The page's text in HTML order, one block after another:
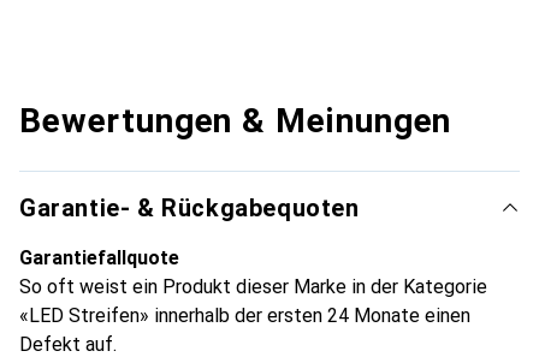
Bewertungen & Meinungen
Garantie- & Rückgabequoten
Garantiefallquote
So oft weist ein Produkt dieser Marke in der Kategorie
«LED Streifen» innerhalb der ersten 24 Monate einen
Defekt auf.